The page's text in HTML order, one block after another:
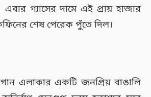
গ্যাসের দামে এই প্রায় হাজার
শেষ পেরেক পুঁতে দিল।
এলাকার একটি জনপ্রিয় বাঙালি